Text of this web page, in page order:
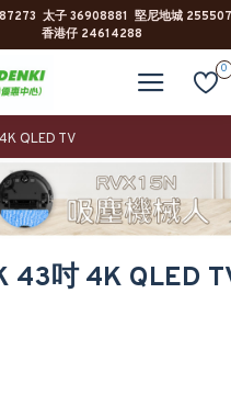
太子 36908881 堅尼地城
香港仔 24614288
0
QLED TV
43吋 4K QLED